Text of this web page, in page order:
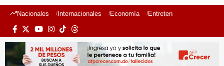
Nacionales Internacionales Economía Entretenimiento